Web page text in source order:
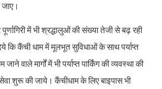
जाए।
में भी श्रद्धालुओं की संख्या तेजी से बढ़ रही
कि कैंची धाम में मूलभूत सुविधाओं के साथ पर्याप्त
वाले मार्गों में भी पर्याप्त पार्किंग की व्यवस्था की
शुरू की जाये। कैंचीधाम के लिए बाइपास भी